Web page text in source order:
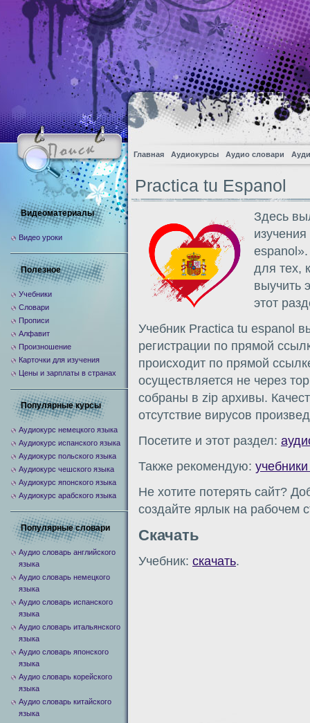
Главная Аудиокурсы Аудио словари
Practica tu Espanol
Здесь
для тех,
выучить
этот
Учебник Practica tu espanol
регистрации по прямой
происходит по прямой
осуществляется не через
собраны в zip архивы.
отсутствие вирусов
Посетите и этот раздел:
Также рекомендую:
Не хотите потерять сайт?
создайте ярлык на рабочем
Скачать
Учебник: скачать.
Видеоматериалы
Видео уроки
Полезное
Учебники
Словари
Прописи
Алфавит
Произношение
Карточки для изучения
Цены и зарплаты в странах
Популярные курсы
Аудиокурс немецкого языка
Аудиокурс испанского языка
Аудиокурс польского языка
Аудиокурс чешского языка
Аудиокурс японского языка
Аудиокурс арабского языка
Популярные словари
Аудио словарь английского
языка
Аудио словарь немецкого
языка
Аудио словарь испанского
языка
Аудио словарь итальянского
языка
Аудио словарь японского
языка
Аудио словарь корейского
языка
Аудио словарь китайского
языка